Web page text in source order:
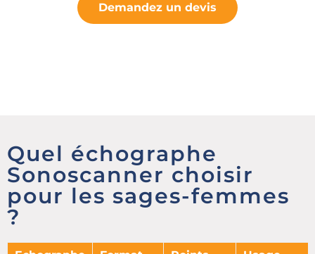
Demandez un devis
Quel échographe
Sonoscanner choisir
pour les sages-femmes
?